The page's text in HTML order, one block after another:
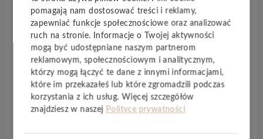
DENSCORE™, który jednocześnie nie zawiera
szkodliwych dla zdrowia ftalanów oraz metali
ciężkich, podłoga jest stabilna i nie odkształca się
pod wpływem temperatury. RdzeńDENSCORE™
sprawia, żePODŁOGI WINYLOWE BARLINEK
bardzo trwałe i wodoodporne. Dzięki wysokiemu
współczynnikowi przenikania ciepła doskonale
sprawdzają się w systemach ogrzewania
pomagają nam dostosować treści i reklamy,
zapewniać funkcje społecznościowe oraz analizować
ruch na stronie. Informacje o Twojej aktywności
mogą być udostępniane naszym partnerom
reklamowym, społecznościowym i analitycznym,
którzy mogą łączyć te dane z innymi informacjami,
które im przekazałeś lub które zgromadzili podczas
korzystania z ich usług. Więcej szczegółów
znajdziesz w naszej Polityce prywatności